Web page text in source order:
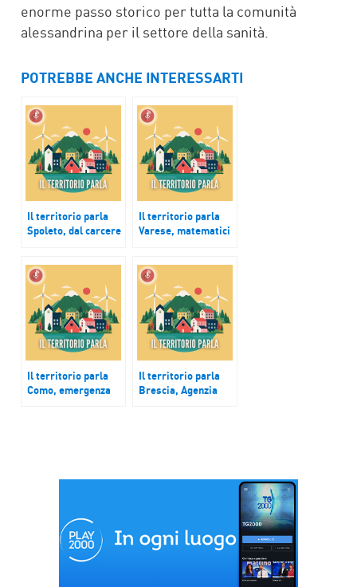
enorme passo storico per tutta la comunità
alessandrina per il settore della sanità.
POTREBBE ANCHE INTERESSARTI
Il territorio parla
Spoleto, dal carcere
detenuti
Il territorio parla
Varese, matematici
Il territorio parla
Como, emergenza
Il territorio parla
Brescia, Agenzia